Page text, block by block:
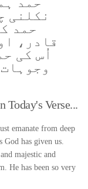
نکلنی
حمد
قادر،
اُس کی
Today's Verse...
emanate from deep
God has given us.
majestic and
He has been so very